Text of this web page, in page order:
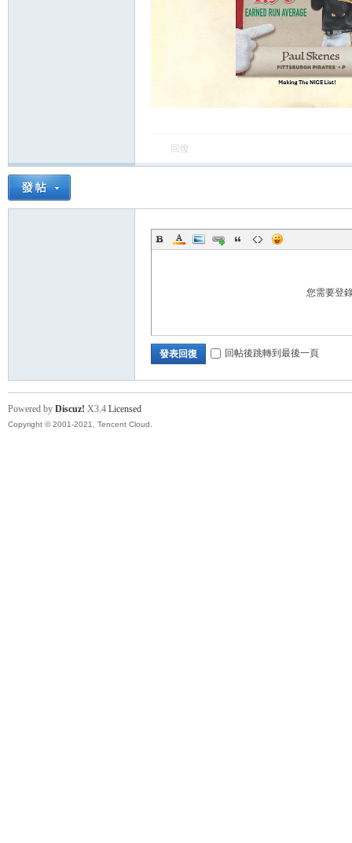
動
回復
您需要登
發表回復 回帖後跳轉到最後一頁
Powered by Discuz! X3.4 Licensed
Copyright © 2001-2021, Tencent Cloud.